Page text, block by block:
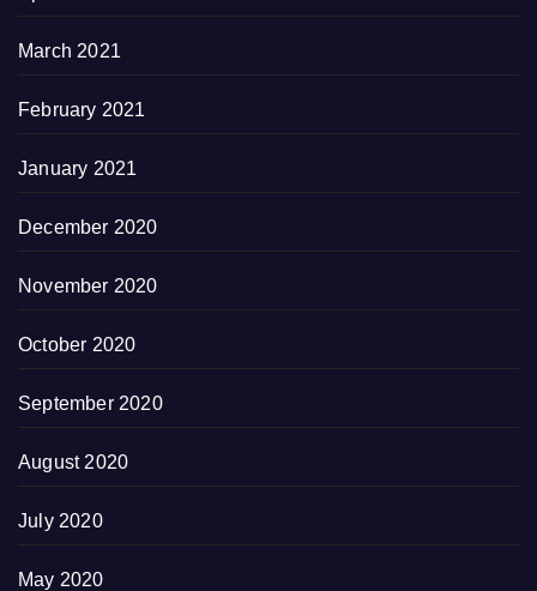
March 2021
February 2021
January 2021
December 2020
November 2020
October 2020
September 2020
August 2020
July 2020
May 2020